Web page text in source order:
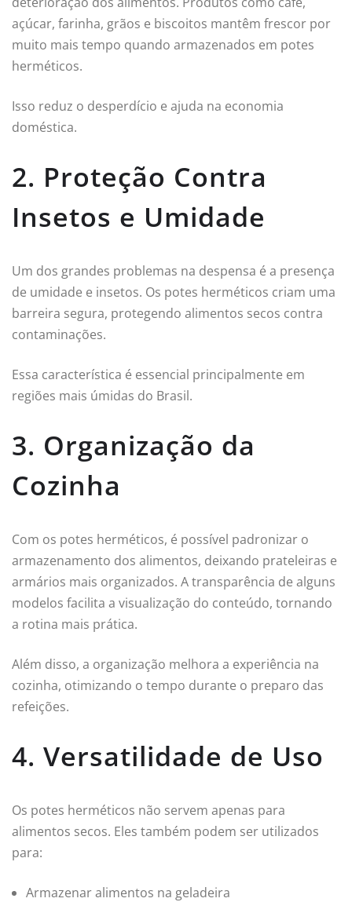
açúcar, farinha, grãos e biscoitos mantêm frescor por
muito mais tempo quando armazenados em potes
herméticos.
Isso reduz o desperdício e ajuda na economia
doméstica.
2. Proteção Contra
Insetos e Umidade
Um dos grandes problemas na despensa é a presença
de umidade e insetos. Os potes herméticos criam uma
barreira segura, protegendo alimentos secos contra
contaminações.
Essa característica é essencial principalmente em
regiões mais úmidas do Brasil.
3. Organização da
Cozinha
Com os potes herméticos, é possível padronizar o
armazenamento dos alimentos, deixando prateleiras e
armários mais organizados. A transparência de alguns
modelos facilita a visualização do conteúdo, tornando
a rotina mais prática.
Além disso, a organização melhora a experiência na
cozinha, otimizando o tempo durante o preparo das
refeições.
4. Versatilidade de Uso
Os potes herméticos não servem apenas para
alimentos secos. Eles também podem ser utilizados
para:
Armazenar alimentos na geladeira